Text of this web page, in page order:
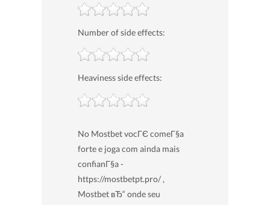
Number of side effects:
Heaviness side effects:
No Mostbet vocГЄ comeГ§a
forte e joga com ainda mais
confianГ§a -
https://mostbetpt.pro/ ,
Mostbet вЂ“ onde seu